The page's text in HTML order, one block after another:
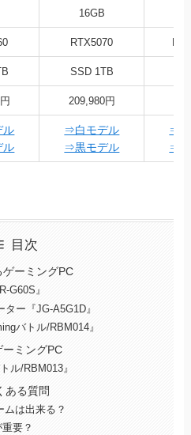
16GB
RTX5070
SSD 1TB
209,980円
ル
ル
⇒白モデル
⇒黒モデル
⇒
⇒
目次
ーミングPC
G60S』
ー『JG-A5G1D』
バトル/RBM014』
ミングPC
ル/RBM013』
ある質問
ムは出来る？
要？